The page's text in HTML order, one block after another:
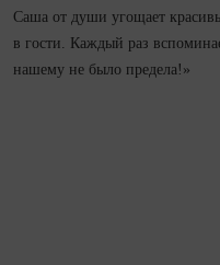
Саша от души угощает
в гости. Каждый раз
нашему не было предела!»